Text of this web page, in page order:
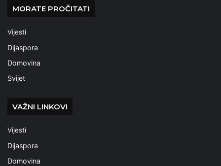
MORATE PROČITATI
Vijesti
Dijaspora
Domovina
Svijet
VAŽNI LINKOVI
Vijesti
Dijaspora
Domovina